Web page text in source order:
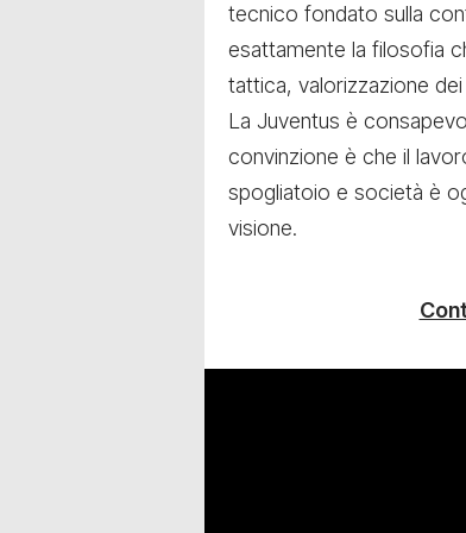
tecnico fondato sulla
esattamente la filosofia
tattica, valorizzazione
La Juventus è
convinzione è che il
spogliatoio e società è
visione.